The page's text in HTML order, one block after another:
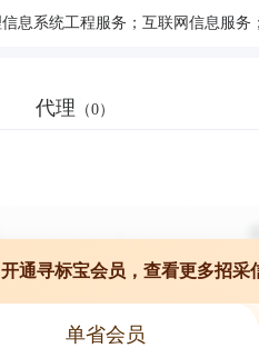
代理 （0）
开通寻标宝会员，查看更多招采
单省会员